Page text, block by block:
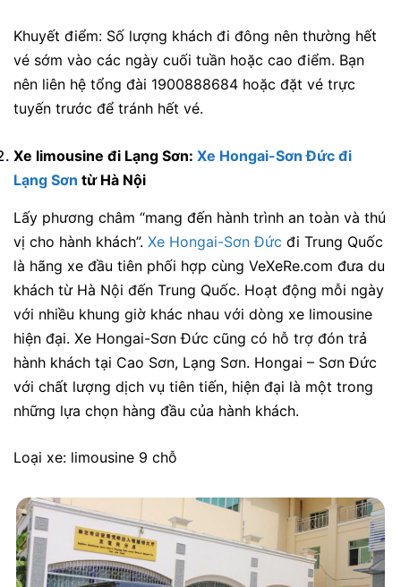
Khuyết điểm: Số lượng khách đi đông nên thường hết
vé sớm vào các ngày cuối tuần hoặc cao điểm. Bạn
nên liên hệ tổng đài 1900888684 hoặc đặt vé trực
tuyến trước để tránh hết vé.
Xe limousine đi Lạng Sơn: Xe Hongai-Sơn Đức đi
Lạng Sơn từ Hà Nội
Lấy phương châm “mang đến hành trình an toàn và thú
vị cho hành khách”. Xe Hongai-Sơn Đức đi Trung Quốc
là hãng xe đầu tiên phối hợp cùng VeXeRe.com đưa du
khách từ Hà Nội đến Trung Quốc. Hoạt động mỗi ngày
với nhiều khung giờ khác nhau với dòng xe limousine
hiện đại. Xe Hongai-Sơn Đức cũng có hỗ trợ đón trả
hành khách tại Cao Sơn, Lạng Sơn. Hongai – Sơn Đức
với chất lượng dịch vụ tiên tiến, hiện đại là một trong
những lựa chọn hàng đầu của hành khách.
Loại xe: limousine 9 chỗ